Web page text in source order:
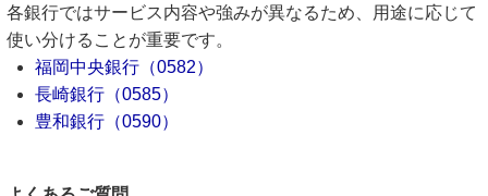
各銀行ではサービス内容や強みが異なるため、用途に応じて
使い分けることが重要です。
福岡中央銀行（0582）
長崎銀行（0585）
豊和銀行（0590）